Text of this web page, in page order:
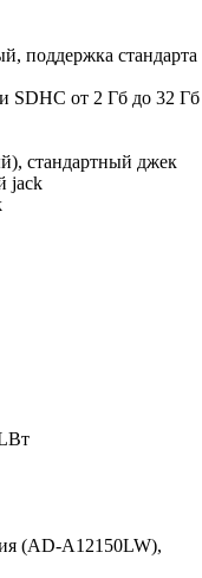
поддержка стандарта
SDHC от 2 Гб до 32 Гб
стандартный джек
jack
(AD-A12150LW),